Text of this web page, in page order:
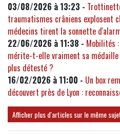
03/08/2026 à 13:23 -
traumatismes crâniens explosent
médecins tirent la sonnette
22/06/2026 à 11:38 - Mobilités
mérite-t-elle vraiment sa médaille
plus détesté ?
16/02/2026 à 11:00 - Un box
découvert près de Lyon :
Afficher plus d'articles sur le même